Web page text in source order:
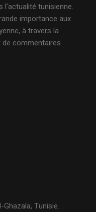
tunisienne.
importance aux
à travers la
de commentaires.
Tunisie.